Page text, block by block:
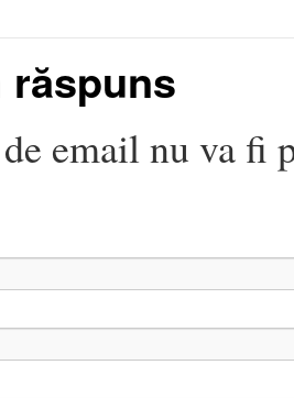
răspuns
email nu va fi